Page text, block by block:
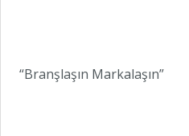
“Branşlaşın Markalaşın”